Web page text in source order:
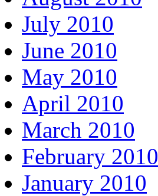
July 2010
June 2010
May 2010
April 2010
March 2010
February 2010
January 2010